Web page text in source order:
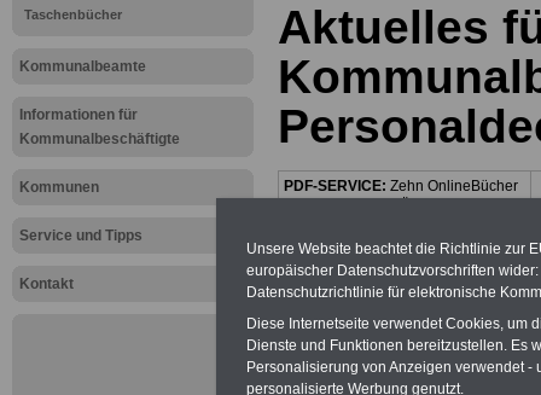
Taschenbücher
Kommunalbeamte
Informationen für
Kommunalbeschäftigte
Kommunen
Service und Tipps
Kontakt
Aktuelles
PDF-SERVICE: Zehn OnlineBücher
15 Euro im Jahr - auch für
Beschäftigte der kommunalen
Verwaltunggeeignet. Sie können
alle Bücher und eBooks
herunterladen, lesen und
ausdrucken: Wissenswertes zum
Beamtenrecht, Beihilfe,
Beamtenversorgung,
Tarifrecht
Unsere Website beachtet die Richtlinie zur
europäischer Datenschutzvorschriften
Datenschutzrichtlinie für elektronische
Diese Internetseite verwendet Cookies, um
Dienste und Funktionen bereitzustellen. Es
Personalisierung von Anzeigen verwendet
personalisierte Werbung genutzt.